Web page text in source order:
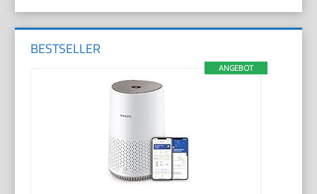
BESTSELLER
ANGEBOT